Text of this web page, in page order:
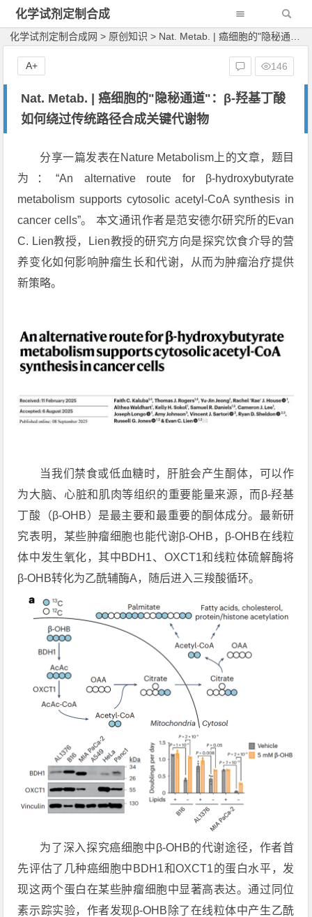
化学试剂定制合成
网
化学试剂定制合成网 > 原创知识 > Nat. Metab. | 癌细胞的"隐秘通道"：β-羟基丁酸如何绕过传统路径合成关键代谢物
Nat. Metab. | 癌细胞的"隐秘通道"：β-羟基丁酸
如何绕过传统路径合成关键代谢物
146
A+
分享一篇发表在Nature Metabolism上的文章，题目
为：“An alternative route for β-hydroxybutyrate
metabolism supports cytosolic acetyl-CoA synthesis in
cancer cells”。 本文通讯作者是范安德尔研究所的Evan
C. Lien教授，Lien教授的研究方向是探究饮食介导的营
养变化如何影响肿瘤生长和代谢，从而为肿瘤治疗提供
新策略。
当我们禁食或低血糖时，肝脏会产生酮体，可以作
为大脑、心脏和肌肉等组织的重要能量来源，而β-羟基
丁酸（β-OHB）是最主要和最重要的酮体成分。最新研
究表明，某些肿瘤细胞也能代谢β-OHB，β-OHB在线粒
体中发生氧化，其中BDH1、 OXCT1和线粒体硫解酶将
β-OHB转化为乙酰辅酶A，随后进入三羧酸循环。
为了深入探究癌细胞中β-OHB的代谢途径，作者首
先评估了几种癌细胞中 BDH1和OXCT1的蛋白水平，发
现这两个蛋白在某些肿瘤细胞中显著高表达。通过同位
素示踪实验，作者发现β-OHB除了在线粒体中产生乙酰